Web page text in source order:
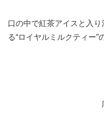
口の中で紅茶アイスと入
る“ロイヤルミルクティー”